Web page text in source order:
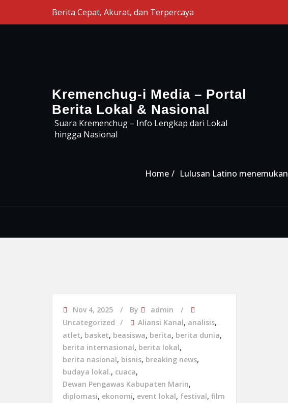
Skip to the contentBerita Cepat, Akurat, dan Terpercaya
Kremenchug-i Media – Portal
Berita Lokal & Nasional
Suara Kremenchug – Info Lengkap dari Lokal
hingga Nasional
Home Lulusan Latino
Nov 4, 2025 By
admin
Uncategorized
Aliansi Kanal, analisis,
atlet, basket, beasiswa, berita, berita dunia,
berita internasional, berita lokal,
berita nasional, bisnis, breaking news,
budaya lokal., cuaca,
Dewan Pengawas Kabupaten Marin,
diplomasi, ekonomi, event lokal, festival, film